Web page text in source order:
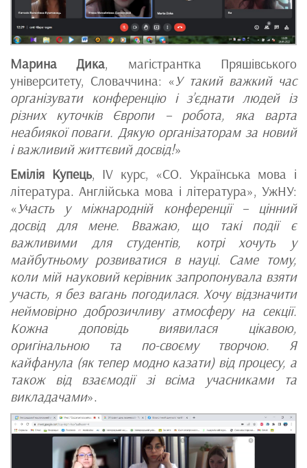
Марина Дика, магістрантка Пряшівського
університету, Словаччина: «У такий важкий час
організувати конференцію і з’єднати людей із
різних куточків Європи – робота, яка варта
неабиякої поваги. Дякую організаторам за новий
і важливий життєвий досвід!»
Емілія Купець, IV курс, «CО. Українська мова і
література. Англійська мова і література», УжНУ:
«Участь у міжнародній конференції – цінний
досвід для мене. Вважаю, що такі події є
важливими для студентів, котрі хочуть у
майбутньому розвиватися в науці. Саме тому,
коли мій науковий керівник запропонувала взяти
участь, я без вагань погодилася. Хочу відзначити
неймовірно доброзичливу атмосферу на секції.
Кожна доповідь виявилася цікавою,
оригінальною та по-своєму творчою. Я
кайфанула (як тепер модно казати) від процесу, а
також від взаємодії зі всіма учасниками та
викладачами».